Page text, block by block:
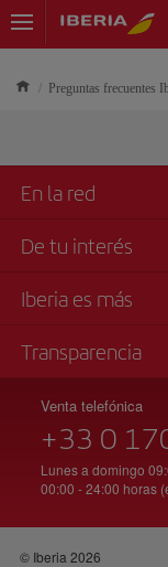
Preguntas frecuentes
En la red
De tu interés
Iberia es más
Transparencia
Venta telefónica
+33 0
Lunes a domingo
00:00 - 24:00 horas
© Iberia 2026